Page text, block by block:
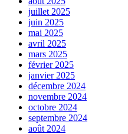
juillet 2025
juin 2025
mai 2025
avril 2025
mars 2025
février 2025
janvier 2025
décembre 2024
novembre 2024
octobre 2024
septembre 2024
août 2024